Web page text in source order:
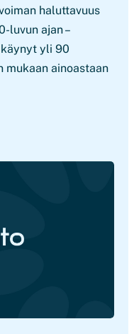
haluttavuus
luvun ajan –
yli 90
mukaan ainoastaan